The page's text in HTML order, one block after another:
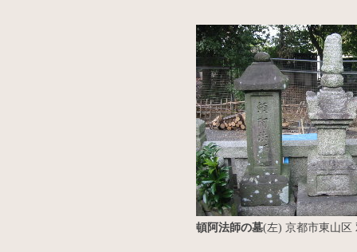
頓阿法師の墓(左) 京都市東山区